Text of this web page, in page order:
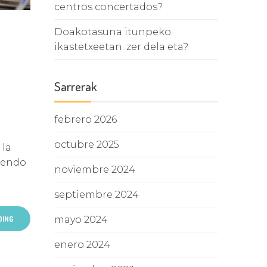
centros concertados?
Doakotasuna itunpeko
ikastetxeetan: zer dela eta?
Sarrerak
febrero 2026
octubre 2025
noviembre 2024
septiembre 2024
mayo 2024
enero 2024